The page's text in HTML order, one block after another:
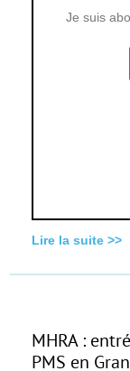
Je suis
Lire la suite >>
MHRA :
PMS en